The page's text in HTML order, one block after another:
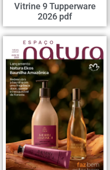
Vitrine 9 Tupperware
2026 pdf